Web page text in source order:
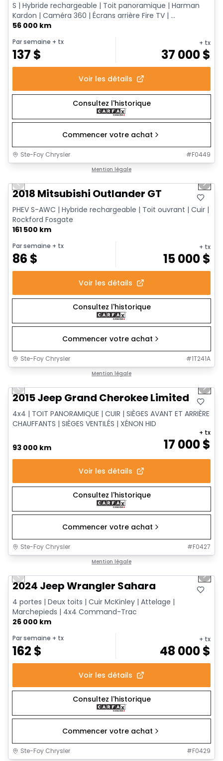
S | Hybride rechargeable | Toit panoramique | Harman
Kardon | Caméra 360 | Écrans arrière Fire TV | ...
56 000 km
Par semaine + tx
137 $
+ tx
37 000$
Voir les détails
Consultez l'historique
Commencer votre achat
Ste-Foy Chrysler #F0449
Mention légale
Previous slide Next
2018 Mitsubishi Outlander GT
PHEV S-AWC | Hybride rechargeable | Toit ouvrant | Cuir |
Rockford Fosgate
161 500 km
Par semaine + tx
86 $
+ tx
15 000$
Voir les détails
Consultez l'historique
Commencer votre achat
Ste-Foy Chrysler #1T241A
Mention légale
Previous slide Next
2015 Jeep Grand Cherokee Limited
4x4 | TOIT PANORAMIQUE | CUIR | SIÈGES AVANT ET ARRIÈRE
CHAUFFANTS | SIÈGES VENTILÉS | XÉNON HID
93 000 km 17 000$
+ tx
Voir les détails
Consultez l'historique
Commencer votre achat
Ste-Foy Chrysler #F0427
Mention légale
Previous slide Next
2024 Jeep Wrangler Sahara
4 portes | Deux toits | Cuir McKinley | Attelage |
Marchepieds | 4x4 Command-Trac
26 000 km
Par semaine + tx
162 $
+ tx
48 000$
Voir les détails
Consultez l'historique
Commencer votre achat
Ste-Foy Chrysler #F0429